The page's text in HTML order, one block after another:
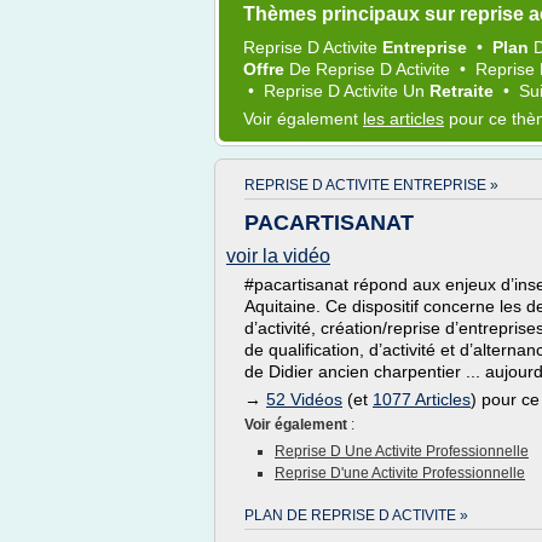
Thèmes principaux sur reprise
Reprise DActivite Entreprise • Plan
Offre De Reprise DActivite • Reprise
• Reprise DActivite Un Retraite •
Voir également les articles pour ce
REPRISE D ACTIVITE ENTREPRISE »
PACARTISANAT
voir la vidéo
#pacartisanat répond aux enjeux
Aquitaine. Ce dispositif concerne les
d’activité, création/reprise
de qualification, d’activité et
de Didier ancien charpentier ...
→ 52 Vidéos (et 1077 Articles) pour
Voir également :
Reprise D Une Activite Professionnelle
Reprise D'une Activite Professionnelle
PLAN DE REPRISE D ACTIVITE »